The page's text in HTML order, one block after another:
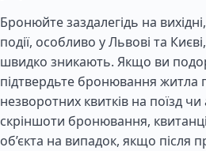
Бронюйте заздалегідь на
події, особливо у Львові та
швидко зникають. Якщо ви
підтвердьте бронювання житла
незворотних квитків на поїзд чи
скріншоти бронювання,
об’єкта на випадок, якщо після